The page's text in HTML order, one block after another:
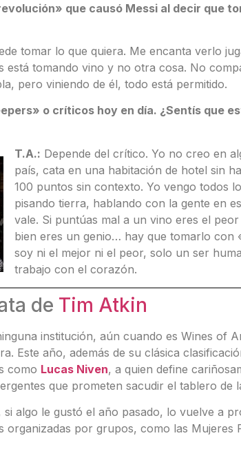
que causó Messi al decir que
tomar lo que quiera. Me encanta verlo
tomando vino y no otra cosa. No
pero viniendo de él, todo está permitido.
o críticos hoy en día. ¿Sentís que
T.A.: Depende del crítico. Yo no creo en
país, cata en una habitación de hotel sin
100 puntos sin contexto. Yo vengo todos
pisando tierra, hablando con la gente en
vale. Si puntúas mal a un vino eres el
bien eres un genio… hay que tomarlo con
soy ni el mejor ni el peor, solo un ser
trabajo con el corazón.
de Tim Atkin
institución, aún cuando es Wines of
Este año, además de su clásica
como Lucas Niven, a quien define
que prometen sacudir el tablero de
algo le gustó el año pasado, lo vuelve a
organizadas por grupos, como las Mujeres